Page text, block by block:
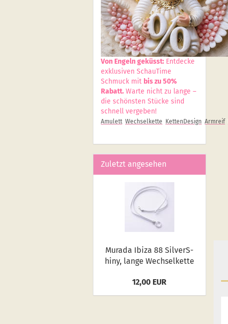
Von Engeln geküsst: Entdecke
exklusiven SchauTime
Schmuck mit bis zu 50%
Rabatt. Warte nicht zu lange –
die schönsten Stücke sind
schnell vergeben!
Amulett Wechselkette KettenDesign Armreif
Zuletzt angesehen
Mu­ra­da Ibiza 88 Sil­verS­
hiny, lange Wech­sel­ket­te
12,00 EUR